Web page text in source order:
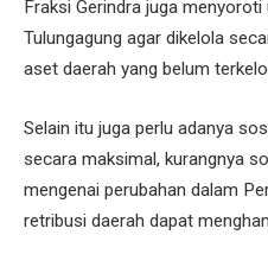
Fraksi Gerindra juga
Tulungagung agar dikelola
aset daerah yang belum
Selain itu juga perlu adanya
secara maksimal, kurangnya
mengenai perubahan dalam
retribusi daerah dapat